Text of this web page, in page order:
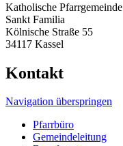
Katholische Pfarrgemeinde
Sankt Familia
Kölnische Straße 55
34117 Kassel
Kontakt
Navigation überspringen
Pfarrbüro
Gemeindeleitung